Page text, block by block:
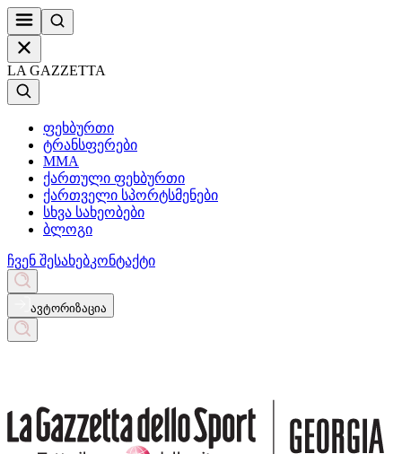
LA GAZZETTA
ფეხბურთი
ტრანსფერები
MMA
ქართული ფეხბურთი
ქართველი სპორტსმენები
სხვა სახეობები
ბლოგი
ჩვენ შესახებკონტაქტი
ავტორიზაცია